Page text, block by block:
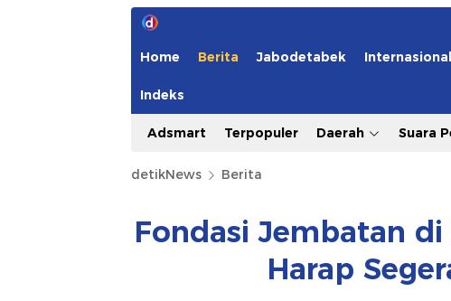
Home Berita Jabodetabek Internasional
Indeks
Adsmart Terpopuler Daerah Suara
detikNews Berita
Fondasi Jembatan di
Harap